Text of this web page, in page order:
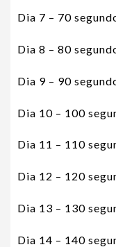
Dia 7 – 70
Dia 8 – 80
Dia 9 – 90
Dia 10 – 100
Dia 11 – 110
Dia 12 – 120
Dia 13 – 130
Dia 14 – 140